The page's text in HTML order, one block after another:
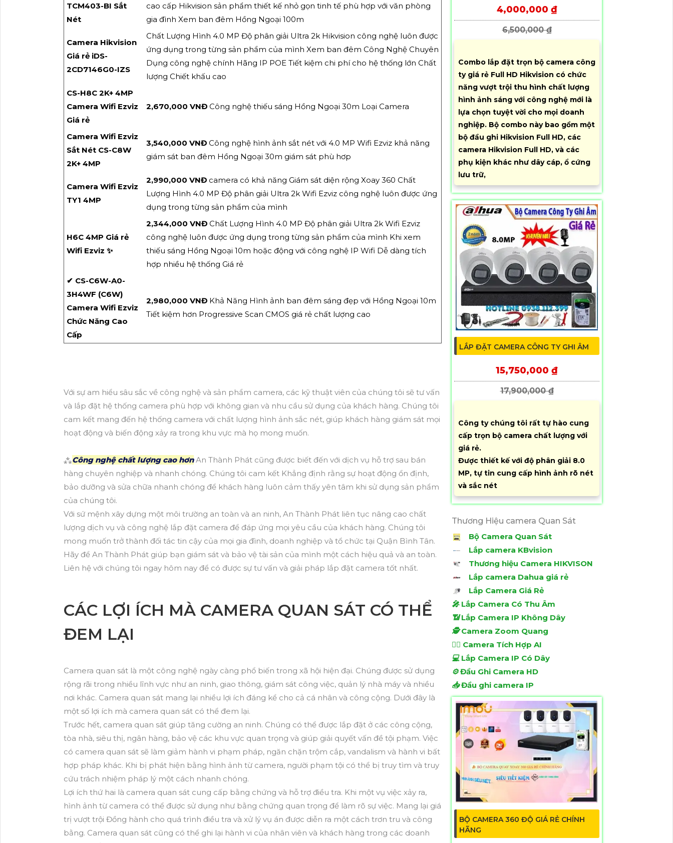
TCM403-BI Sắt
Nét
cao cấp Hikvision sản phẩm thiết kế nhỏ gọn tinh tế phù hợp với văn phòng
gia đình Xem ban đêm Hồng Ngoại 100m
Camera Hikvision
Giá rẻ iDS-
2CD7146G0-IZS
Chất Lượng Hình 4.0 MP Độ phân giải Ultra 2k Hikvision công nghệ luôn được
ứng dụng trong từng sản phẩm của mình Xem ban đêm Công Nghệ Chuyên
Dụng công nghệ chính Hãng IP POE Tiết kiệm chi phí cho hệ thống lớn Chất
lượng Chiết khấu cao
CS-H8C 2K+ 4MP
Camera Wifi Ezviz
Giá rẻ
2,670,000 VNĐ Công nghệ thiếu sáng Hồng Ngoại 30m Loại Camera
Camera Wifi Ezviz
Sắt Nét CS-C8W
2K+ 4MP
3,540,000 VNĐ Công nghệ hình ảnh sắt nét với 4.0 MP Wifi Ezviz khả năng
giám sát ban đêm Hồng Ngoại 30m giám sát phù hơp
Camera Wifi Ezviz
TY1 4MP
2,990,000 VNĐ camera có khả năng Giám sát diện rộng Xoay 360 Chất
Lượng Hình 4.0 MP Độ phân giải Ultra 2k Wifi Ezviz công nghệ luôn được ứng
dụng trong từng sản phẩm của mình
H6C 4MP Giá rẻ
Wifi Ezviz ✨
2,344,000 VNĐ Chất Lượng Hình 4.0 MP Độ phân giải Ultra 2k Wifi Ezviz
công nghệ luôn được ứng dụng trong từng sản phẩm của mình Khi xem
thiếu sáng Hồng Ngoại 10m hoặc động với công nghệ IP Wifi Dễ dàng tích
hợp nhiều hệ thống Giá rẻ
✔ CS-C6W-A0-
3H4WF (C6W)
Camera Wifi Ezviz
Chức Năng Cao
Cấp
2,980,000 VNĐ Khả Năng Hình ảnh ban đêm sáng đẹp với Hồng Ngoại 10m
Tiết kiệm hơn Progressive Scan CMOS giá rẻ chất lượng cao
Với sự am hiểu sâu sắc về công nghệ và sản phẩm camera, các kỹ thuật viên của chúng tôi sẽ tư vấn
và lắp đặt hệ thống camera phù hợp với không gian và nhu cầu sử dụng của khách hàng. Chúng tôi
cam kết mang đến hệ thống camera với chất lượng hình ảnh sắc nét, giúp khách hàng giám sát mọi
hoạt động và biến động xảy ra trong khu vực mà họ mong muốn.
⁂Công nghệ chất lượng cao hơnAn Thành Phát cũng được biết đến với dịch vụ hỗ trợ sau bán
hàng chuyên nghiệp và nhanh chóng. Chúng tôi cam kết Khẳng định rằng sự hoạt động ổn định,
bảo dưỡng và sửa chữa nhanh chóng để khách hàng luôn cảm thấy yên tâm khi sử dụng sản phẩm
của chúng tôi.
Với sứ mệnh xây dựng một môi trường an toàn và an ninh, An Thành Phát liên tục nâng cao chất
lượng dịch vụ và công nghệ lắp đặt camera để đáp ứng mọi yêu cầu của khách hàng. Chúng tôi
mong muốn trở thành đối tác tin cậy của mọi gia đình, doanh nghiệp và tổ chức tại Quận Bình Tân.
Hãy để An Thành Phát giúp bạn giám sát và bảo vệ tài sản của mình một cách hiệu quả và an toàn.
Liên hệ với chúng tôi ngay hôm nay để có được sự tư vấn và giải pháp lắp đặt camera tốt nhất.
CÁC LỢI ÍCH MÀ CAMERA QUAN SÁT CÓ THỂ
ĐEM LẠI
Camera quan sát là một công nghệ ngày càng phổ biến trong xã hội hiện đại. Chúng được sử dụng
rộng rãi trong nhiều lĩnh vực như an ninh, giao thông, giám sát công việc, quản lý nhà máy và nhiều
nơi khác. Camera quan sát mang lại nhiều lợi ích đáng kể cho cả cá nhân và công cộng. Dưới đây là
một số lợi ích mà camera quan sát có thể đem lại.
Trước hết, camera quan sát giúp tăng cường an ninh. Chúng có thể được lắp đặt ở các công cộng,
tòa nhà, siêu thị, ngân hàng, bảo vệ các khu vực quan trọng và giúp giải quyết vấn đề tội phạm. Việc
có camera quan sát sẽ làm giảm hành vi phạm pháp, ngăn chặn trộm cắp, vandalism và hành vi bất
hợp pháp khác. Khi bị phát hiện bằng hình ảnh từ camera, người phạm tội có thể bị truy tìm và truy
cứu trách nhiệm pháp lý một cách nhanh chóng.
Lợi ích thứ hai là camera quan sát cung cấp bằng chứng và hỗ trợ điều tra. Khi một vụ việc xảy ra,
hình ảnh từ camera có thể được sử dụng như bằng chứng quan trọng để làm rõ sự việc. Mang lại giá
trị vượt trội Đồng hành cho quá trình điều tra và xử lý vụ án được diễn ra một cách trơn tru và công
bằng. Camera quan sát cũng có thể ghi lại hành vi của nhân viên và khách hàng trong các doanh
4,000,000 ₫
6,500,000 ₫
Combo lắp đặt trọn bộ camera công
ty giá rẻ Full HD Hikvision có chức
năng vượt trội thu hình chất lượng
hình ảnh sáng với công nghệ mới là
lựa chọn tuyệt vời cho mọi doanh
nghiệp. Bộ combo này bao gồm một
bộ đầu ghi Hikvision Full HD, các
camera Hikvision Full HD, và các
phụ kiện khác như dây cáp, ổ cứng
lưu trữ,
LẮP ĐẶT CAMERA CÔNG TY GHI ÂM
15,750,000 ₫
17,900,000 ₫
Công ty chúng tôi rất tự hào cung
cấp trọn bộ camera chất lượng với
giá rẻ.
Được thiết kế với độ phân giải 8.0
MP, tự tin cung cấp hình ảnh rõ nét
và sắc nét
Thương Hiệu camera Quan Sát
Bộ Camera Quan Sát
Lắp camera KBvision
Thương hiệu Camera HIKVISON
Lắp camera Dahua giá rẻ
Lắp Camera Giá Rẻ
️🎤️ Lắp Camera Có Thu Âm
📶Lắp Camera IP Không Dây
🕵️Camera Zoom Quang
🧛‍♀️ Camera Tích Hợp AI
💻Lắp Camera IP Có Dây
⚙️Đầu Ghi Camera HD
📥Đầu ghi camera IP
BỘ CAMERA 360 ĐỘ GIÁ RẺ CHÍNH
HÃNG